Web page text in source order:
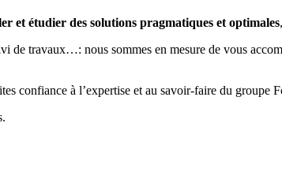
et étudier des solutions pragmatiques et optimales
de travaux…: nous sommes en mesure de vous
confiance à l’expertise et au savoir-faire du groupe